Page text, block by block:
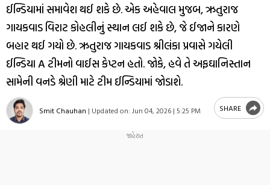
ઈન્ડિયામાં સમાવેશ થઈ શકે છે. એક અહેવાલ મુજબ, ઋતુરાજ
ગાયકવાડ વિરાટ કોહલીનું સ્થાન લઈ શકે છે, જે ઈજાને કારણે
બહાર થઈ ગયો છે. ઋતુરાજ ગાયકવાડ શ્રીલંકા પ્રવાસે ગયેલી
ઈન્ડિયા A ટીમનો વાઈસ કેપ્ટન હતો. જોકે, હવે તે અફઘાનિસ્તાન
સામેની વનડે શ્રેણી માટે ટીમ ઈન્ડિયામાં જોડાશે.
Smit Chauhan | Updated on: Jun 04, 2026 | 5:25 PM SHARE